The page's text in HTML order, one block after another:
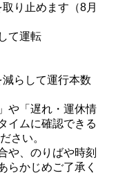
り止めます（8月
て運転
減らして運行本数
や「遅れ・運休情
イムに確認できる
さい。
や、のりばや時刻
らかじめご了承く